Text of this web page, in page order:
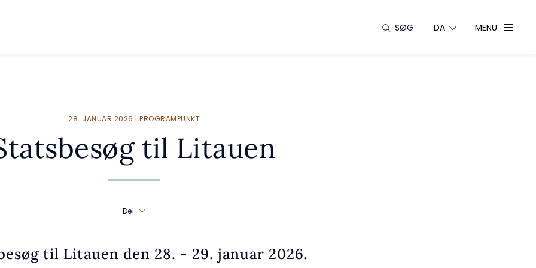
SØG DA MENU
28. JANUAR 2026 | PROGRAMPUNKT
til Litauen
Del
til Litauen den 28. - 29. januar 2026.